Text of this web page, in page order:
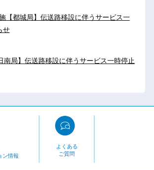
【都城局】伝送路移設に伴うサービス一
せ
南局】伝送路移設に伴うサービス一時停止
ン情報
よくある
ご質問